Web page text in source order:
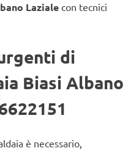
Lazialecon tecnici
di
Biasi Albano
è necessario,